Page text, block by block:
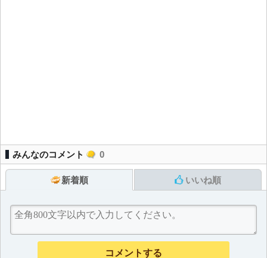
みんなのコメント 0
新着順 いいね順